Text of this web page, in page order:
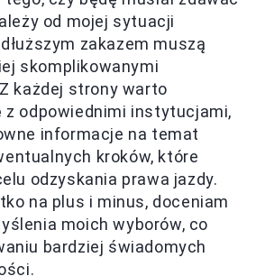
od mojej sytuacji
zakazem muszą
skomplikowanymi
każdej strony warto
odpowiednimi instytucjami,
informacje na temat
kroków, które
odzyskania prawa jazdy.
na plus i minus, doceniam
moich wyborów, co
bardziej świadomych